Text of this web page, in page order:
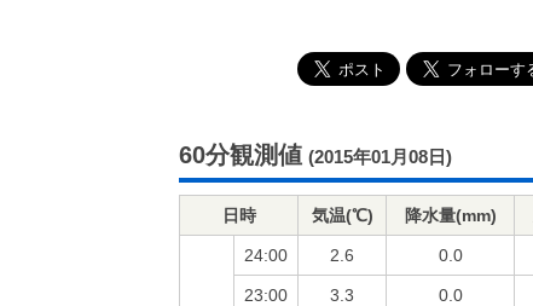
60分観測値 (2015年01月08日)
日時 気温(℃) 降水量(mm)
24:00 2.6 0.0
23:00 3.3 0.0